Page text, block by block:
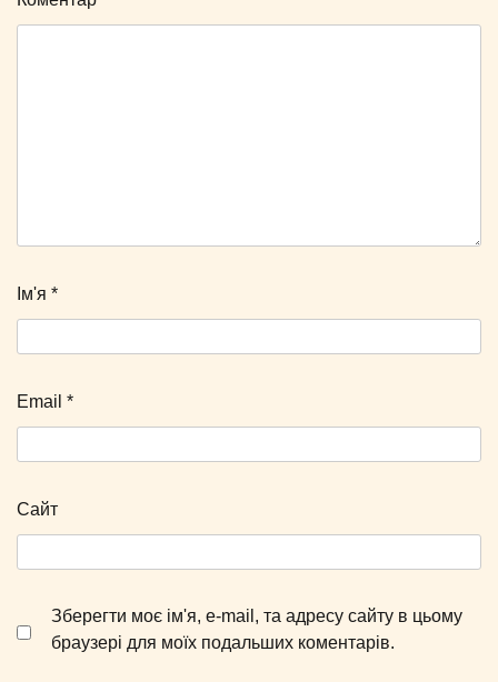
Ім'я *
Email *
Сайт
Зберегти моє ім'я, e-mail, та адресу сайту в цьому
браузері для моїх подальших коментарів.